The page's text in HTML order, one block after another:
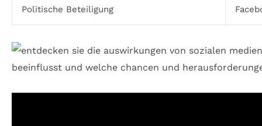
Politische Beteiligung